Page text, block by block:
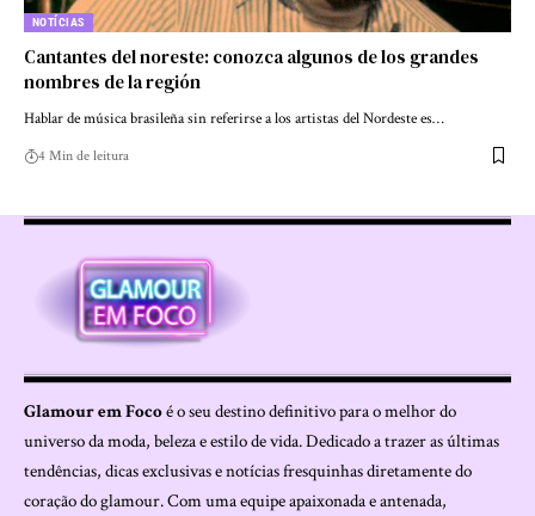
NOTÍCIAS
Cantantes del noreste: conozca algunos de los grandes
nombres de la región
Hablar de música brasileña sin referirse a los artistas del Nordeste es…
4 Min de leitura
Glamour em Focoé o seu destino definitivo para o melhor do
universo da moda, beleza e estilo de vida. Dedicado a trazer as últimas
tendências, dicas exclusivas e notícias fresquinhas diretamente do
coração do glamour. Com uma equipe apaixonada e antenada,